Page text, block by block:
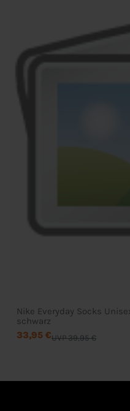
Nike Everyday Socks
schwarz
UVP 39,95 €
33,95 €